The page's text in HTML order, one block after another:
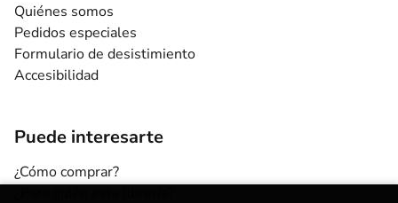
Quiénes somos
Pedidos especiales
Formulario de desistimiento
Accesibilidad
Puede interesarte
¿Cómo comprar?